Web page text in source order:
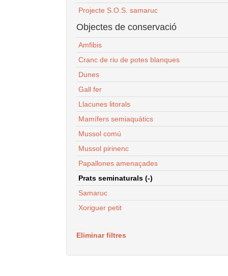
Projecte S.O.S. samaruc
Objectes de conservació
Amfibis
Cranc de riu de potes blanques
Dunes
Gall fer
Llacunes litorals
Mamífers semiaquàtics
Mussol comú
Mussol pirinenc
Papallones amenaçades
Prats seminaturals (-)
Samaruc
Xoriguer petit
Eliminar filtres